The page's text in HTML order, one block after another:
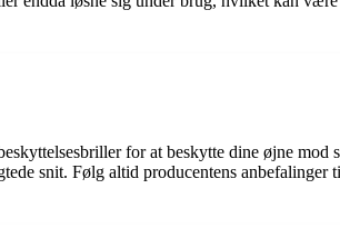
for at beskytte dine øjne mod
snit. Følg altid producentens anbefalinger